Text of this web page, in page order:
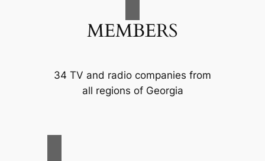
MEMBERS
34 TV and radio companies from
all regions of Georgia